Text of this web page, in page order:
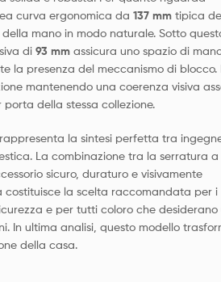
curva ergonomica da 137 mmtipica
mano in modo naturale. Sotto
di 93 mmassicura uno spazio di
la presenza del meccanismo di blocco.
mantenendo una coerenza visiva
della stessa collezione.
la sintesi perfetta tra
La combinazione tra la serratura
sicuro, duraturo e visivamente
costituisce la scelta raccomandata per i
e per tutti coloro che desiderano
In ultima analisi, questo modello
della casa.